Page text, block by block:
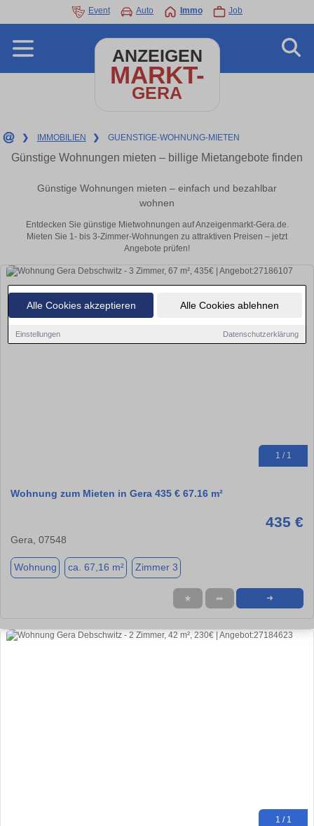
Alle Cookies akzeptieren Alle Cookies ablehnen
Einstellungen Datenschutzerklärung
Event Auto Immo Job
ANZEIGEN
MARKT-
GERA
❯ IMMOBILIEN ❯ GUENSTIGE-WOHNUNG-MIETEN
Günstige Wohnungen mieten – billige Mietangebote finden
Günstige Wohnungen mieten – einfach und bezahlbar
wohnen
Entdecken Sie günstige Mietwohnungen auf Anzeigenmarkt-Gera.de.
Mieten Sie 1- bis 3-Zimmer-Wohnungen zu attraktiven Preisen – jetzt
Angebote prüfen!
1 / 1
Wohnung zum Mieten in Gera 435 € 67.16 m²
435 €
Gera, 07548
Wohnung ca. 67,16 m² Zimmer 3
★ ➦ ➜
1 / 1